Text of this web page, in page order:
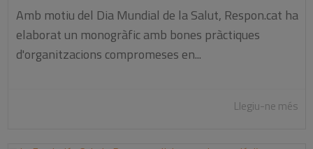
Amb motiu del Dia Mundial de la Salut, Respon.cat ha
elaborat un monogràfic amb bones pràctiques
d'organitzacions compromeses en...
Llegiu-ne més